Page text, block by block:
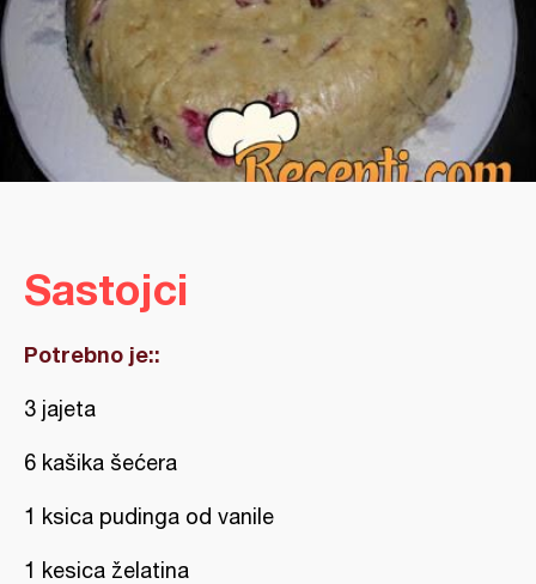
Sastojci
Potrebno je::
3 jajeta
6 kašika šećera
1 ksica pudinga od vanile
1 kesica želatina